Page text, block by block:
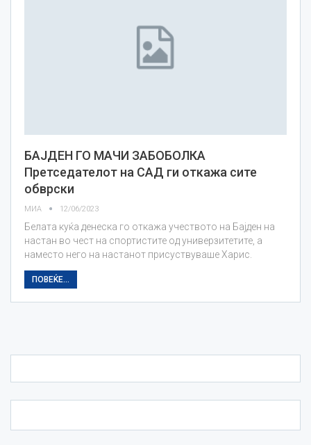
БАЈДЕН ГО МАЧИ ЗАБОБОЛКА
Претседателот на САД ги откажа сите
обврски
МИА 12/06/2023
Белата куќа денеска го откажа учеството на Бајден на
настан во чест на спортистите од универзитетите, а
наместо него на настанот присуствуваше Харис.
ПОВЕЌЕ...